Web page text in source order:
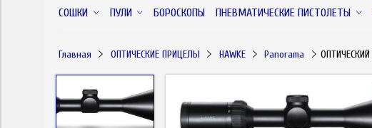
СОШКИ
ПУЛИ БОРОСКОПЫ ПНЕВМАТИЧЕСКИЕ ПИСТОЛЕТЫ
Главная ОПТИЧЕСКИЕ ПРИЦЕЛЫ HAWKE Panorama ОПТИЧЕСКИЙ